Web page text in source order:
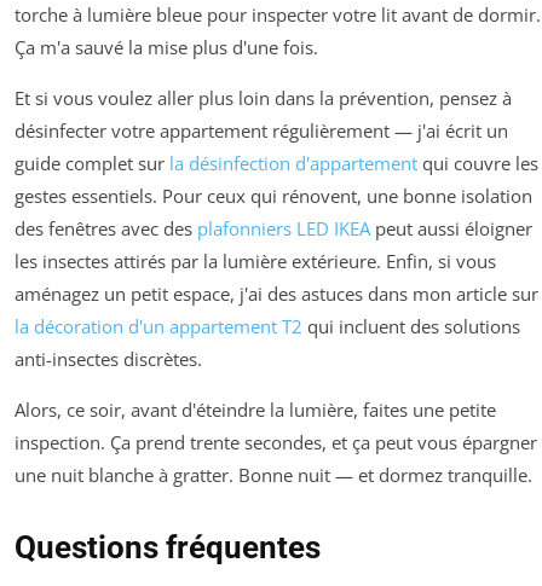
torche à lumière bleue pour inspecter votre lit avant de dormir.
Ça m'a sauvé la mise plus d'une fois.
Et si vous voulez aller plus loin dans la prévention, pensez à
désinfecter votre appartement régulièrement — j'ai écrit un
guide complet sur la désinfection d'appartement qui couvre les
gestes essentiels. Pour ceux qui rénovent, une bonne isolation
des fenêtres avec des plafonniers LED IKEA peut aussi éloigner
les insectes attirés par la lumière extérieure. Enfin, si vous
aménagez un petit espace, j'ai des astuces dans mon article sur
la décoration d'un appartement T2 qui incluent des solutions
anti-insectes discrètes.
Alors, ce soir, avant d'éteindre la lumière, faites une petite
inspection. Ça prend trente secondes, et ça peut vous épargner
une nuit blanche à gratter. Bonne nuit — et dormez tranquille.
Questions fréquentes